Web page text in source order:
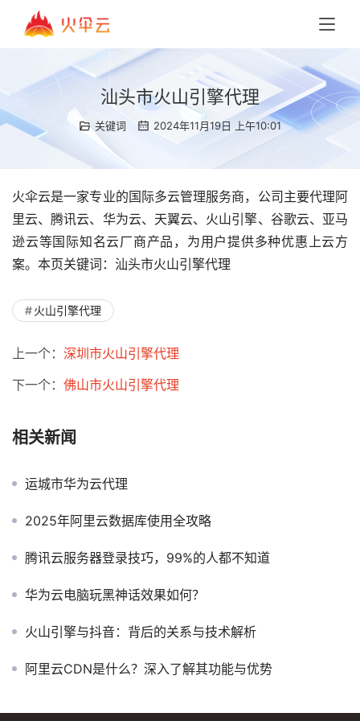
汕头市火山引擎代理
关键词 2024年11月19日 上午10:01
火伞云是一家专业的国际多云管理服务商，公司主要代理阿
里云、腾讯云、华为云、天翼云、火山引擎、谷歌云、亚马
逊云等国际知名云厂商产品，为用户提供多种优惠上云方
案。本页关键词：汕头市火山引擎代理
火山引擎代理
上一个： 深圳市火山引擎代理
下一个： 佛山市火山引擎代理
相关新闻
运城市华为云代理
2025年阿里云数据库使用全攻略
腾讯云服务器登录技巧，99%的人都不知道
华为云电脑玩黑神话效果如何？
火山引擎与抖音：背后的关系与技术解析
阿里云CDN是什么？深入了解其功能与优势